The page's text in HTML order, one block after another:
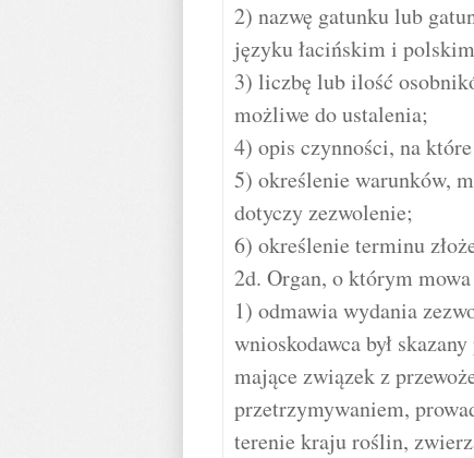
2) nazwę gatunku lub
języku łacińskim i
3) liczbę lub ilość
możliwe do ustalenia;
4) opis czynności, na
5) określenie warunków,
dotyczy zezwolenie;
6) określenie terminu
2d. Organ, o którym
1) odmawia wydania
wnioskodawca był
mające związek z
przetrzymywaniem,
terenie kraju roślin,